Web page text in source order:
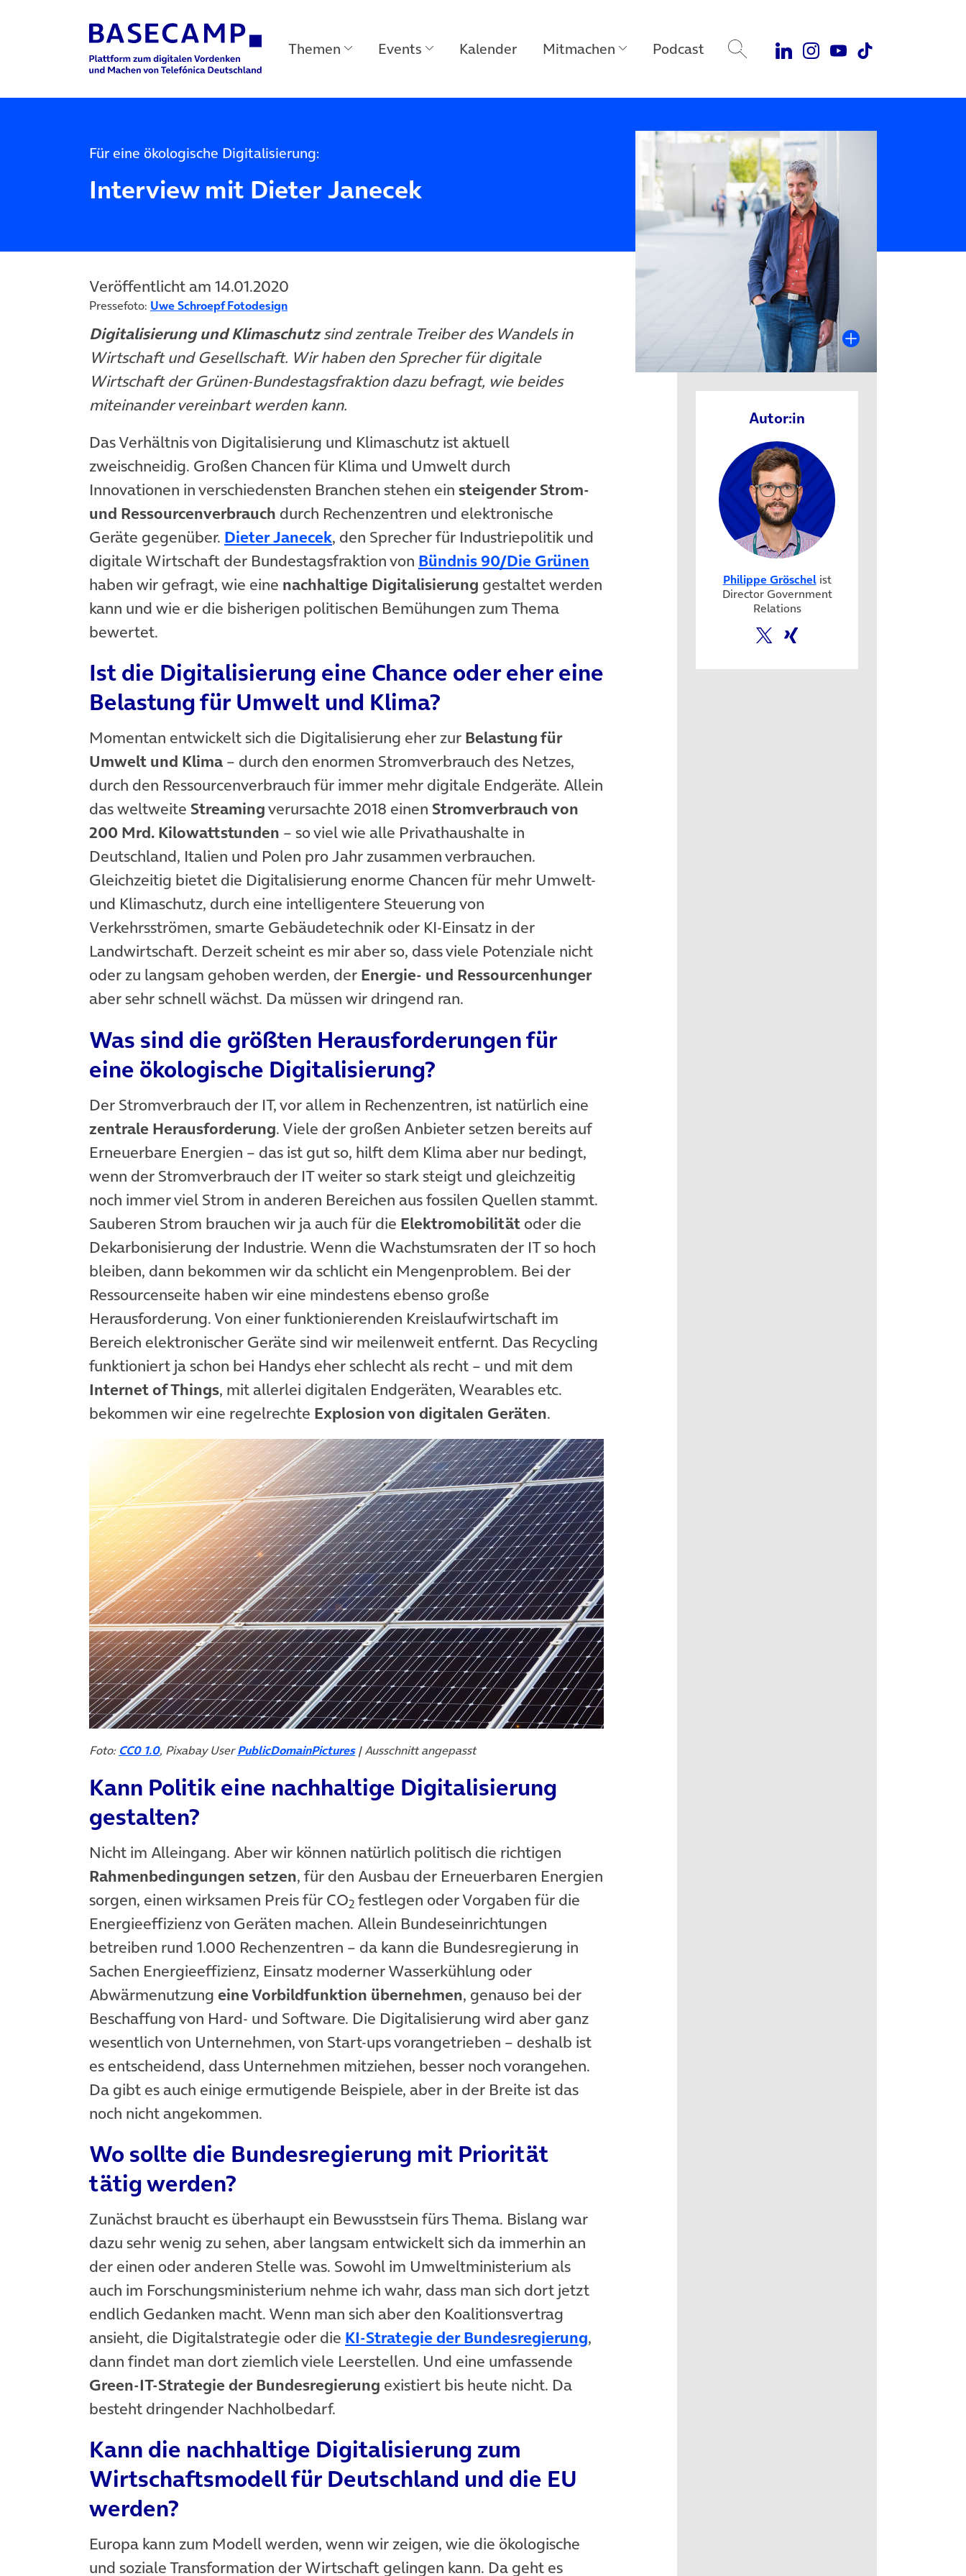
Main Navigation Themen Events Kalender Mitmachen Podcast
Für eine ökologische Digitalisierung:
Interview mit Dieter Janecek
Veröffentlicht am 14.01.2020
Pressefoto: Uwe Schroepf Fotodesign
Digitalisierung und Klimaschutzsind zentrale Treiber des Wandels in
Wirtschaft und Gesellschaft. Wir haben den Sprecher für digitale
Wirtschaft der Grünen-Bundestagsfraktion dazu befragt, wie beides
miteinander vereinbart werden kann.
Das Verhältnis von Digitalisierung und Klimaschutz ist aktuell
zweischneidig. Großen Chancen für Klima und Umwelt durch
Innovationen in verschiedensten Branchen stehen ein steigender Strom-
und Ressourcenverbrauch durch Rechenzentren und elektronische
Geräte gegenüber. Dieter Janecek(öffnet in neuem Tab)
, den Sprecher für Industriepolitik und
digitale Wirtschaft der Bundestagsfraktion von Bündnis 90/Die Grünen
haben wir gefragt, wie eine nachhaltige Digitalisierung gestaltet werden
kann und wie er die bisherigen politischen Bemühungen zum Thema
bewertet.
Ist die Digitalisierung eine Chance oder eher eine
Belastung für Umwelt und Klima?
Momentan entwickelt sich die Digitalisierung eher zur Belastung für
Umwelt und Klima – durch den enormen Stromverbrauch des Netzes,
durch den Ressourcenverbrauch für immer mehr digitale Endgeräte. Allein
das weltweite Streamingverursachte 2018 einen Stromverbrauch von
200 Mrd. Kilowattstunden – so viel wie alle Privathaushalte in
Deutschland, Italien und Polen pro Jahr zusammen verbrauchen.
Gleichzeitig bietet die Digitalisierung enorme Chancen für mehr Umwelt-
und Klimaschutz, durch eine intelligentere Steuerung von
Verkehrsströmen, smarte Gebäudetechnik oder KI-Einsatz in der
Landwirtschaft. Derzeit scheint es mir aber so, dass viele Potenziale nicht
oder zu langsam gehoben werden, der Energie- und Ressourcenhunger
aber sehr schnell wächst. Da müssen wir dringend ran.
Was sind die größten Herausforderungen für
eine ökologische Digitalisierung?
Der Stromverbrauch der IT, vor allem in Rechenzentren, ist natürlich eine
zentrale Herausforderung. Viele der großen Anbieter setzen bereits auf
Erneuerbare Energien – das ist gut so, hilft dem Klima aber nur bedingt,
wenn der Stromverbrauch der IT weiter so stark steigt und gleichzeitig
noch immer viel Strom in anderen Bereichen aus fossilen Quellen stammt.
Sauberen Strom brauchen wir ja auch für die Elektromobilität oder die
Dekarbonisierung der Industrie. Wenn die Wachstumsraten der IT so hoch
bleiben, dann bekommen wir da schlicht ein Mengenproblem. Bei der
Ressourcenseite haben wir eine mindestens ebenso große
Herausforderung. Von einer funktionierenden Kreislaufwirtschaft im
Bereich elektronischer Geräte sind wir meilenweit entfernt. Das Recycling
funktioniert ja schon bei Handys eher schlecht als recht – und mit dem
Internet of Things, mit allerlei digitalen Endgeräten, Wearables etc.
bekommen wir eine regelrechte Explosion von digitalen Geräten.
Foto: CC0 1.0, Pixabay UserPublicDomainPictures| Ausschnitt angepasst
Kann Politik eine nachhaltige Digitalisierung
gestalten?
Nicht im Alleingang. Aber wir können natürlich politisch die richtigen
Rahmenbedingungen setzen, für den Ausbau der Erneuerbaren Energien
sorgen, einen wirksamen Preis für CO2 festlegen oder Vorgaben für die
Energieeffizienz von Geräten machen. Allein Bundeseinrichtungen
betreiben rund 1.000 Rechenzentren – da kann die Bundesregierung in
Sachen Energieeffizienz, Einsatz moderner Wasserkühlung oder
Abwärmenutzung eine Vorbildfunktion übernehmen, genauso bei der
Beschaffung von Hard- und Software. Die Digitalisierung wird aber ganz
wesentlich von Unternehmen, von Start-ups vorangetrieben – deshalb ist
es entscheidend, dass Unternehmen mitziehen, besser noch vorangehen.
Da gibt es auch einige ermutigende Beispiele, aber in der Breite ist das
noch nicht angekommen.
Wo sollte die Bundesregierung mit Priorität
tätig werden?
Zunächst braucht es überhaupt ein Bewusstsein fürs Thema. Bislang war
dazu sehr wenig zu sehen, aber langsam entwickelt sich da immerhin an
der einen oder anderen Stelle was. Sowohl im Umweltministerium als
auch im Forschungsministerium nehme ich wahr, dass man sich dort jetzt
endlich Gedanken macht. Wenn man sich aber den Koalitionsvertrag
ansieht, die Digitalstrategie oder die KI-Strategie der Bundesregierung,
dann findet man dort ziemlich viele Leerstellen. Und eine umfassende
Green-IT-Strategie der Bundesregierung existiert bis heute nicht. Da
besteht dringender Nachholbedarf.
Kann die nachhaltige Digitalisierung zum
Wirtschaftsmodell für Deutschland und die EU
werden?
Europa kann zum Modell werden, wenn wir zeigen, wie die ökologische
und soziale Transformation der Wirtschaft gelingen kann. Da geht es
Autor:in
Philippe Gröschelist
Director Government
Relations